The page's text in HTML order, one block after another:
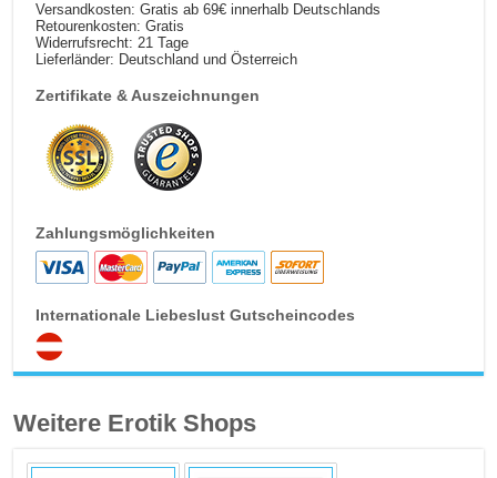
Versandkosten: Gratis ab 69€ innerhalb Deutschlands
Retourenkosten: Gratis
Widerrufsrecht: 21 Tage
Lieferländer: Deutschland und Österreich
Zertifikate & Auszeichnungen
Zahlungsmöglichkeiten
Internationale Liebeslust Gutscheincodes
Weitere Erotik Shops